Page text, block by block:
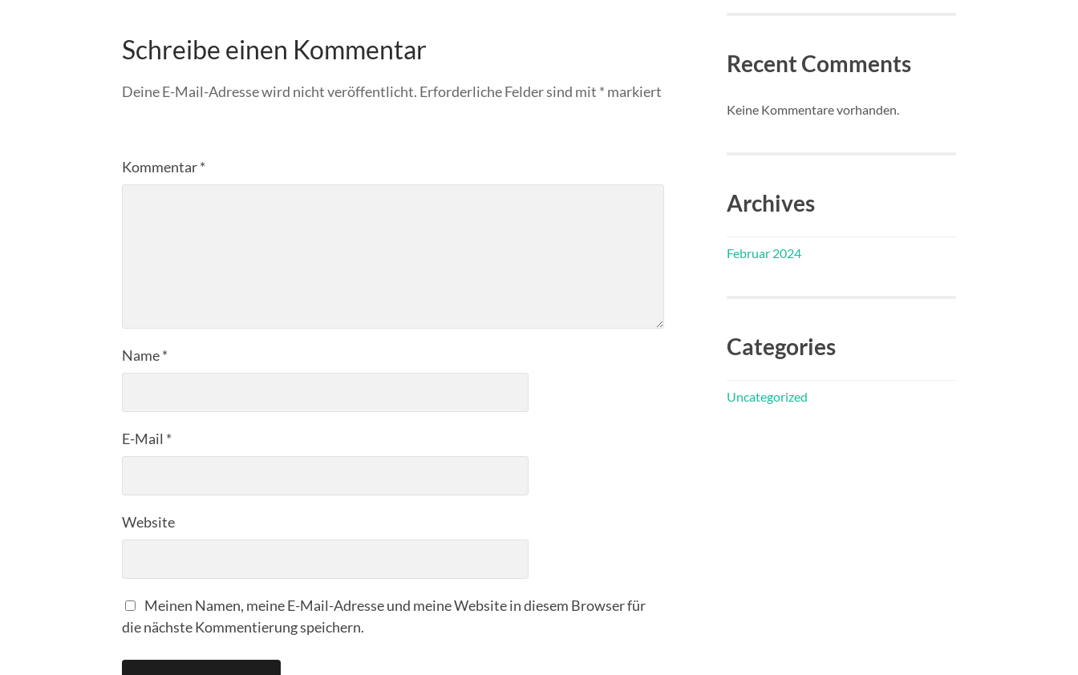
Schreibe einen Kommentar
Deine E-Mail-Adresse wird nicht veröffentlicht. Erforderliche Felder sind mit * markiert
Kommentar*
Name*
E-Mail *
Website
Meinen Namen, meine E-Mail-Adresse und meine Website in diesem Browser für
die nächste Kommentierung speichern.
Recent Comments
Keine Kommentare vorhanden.
Archives
Februar 2024
Categories
Uncategorized